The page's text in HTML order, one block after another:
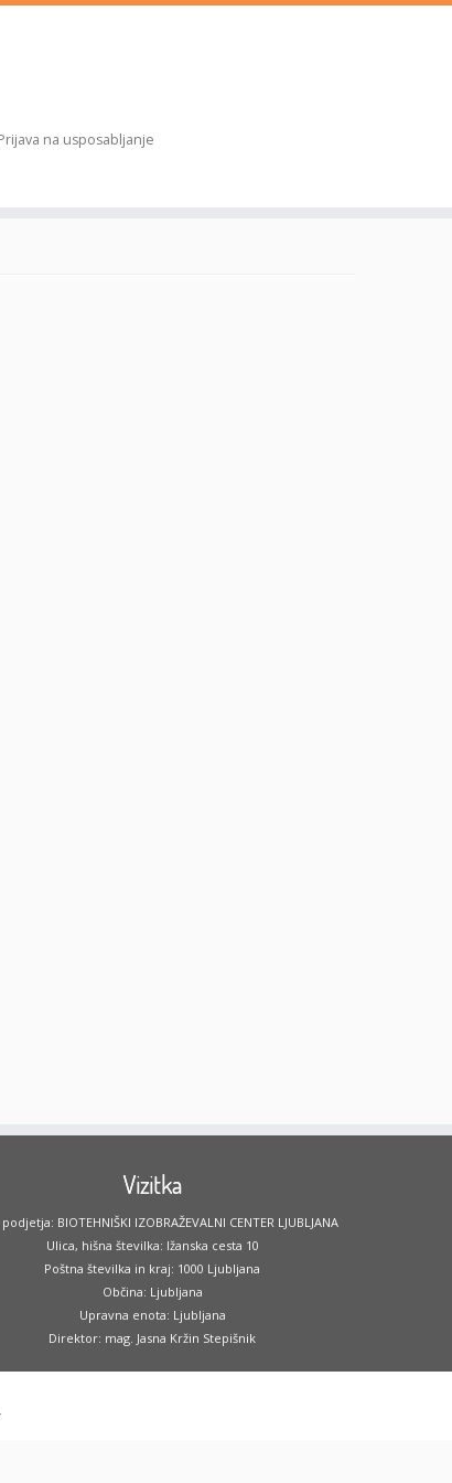
na usposabljanje
Vizitka
BIOTEHNIŠKI IZOBRAŽEVALNI CENTER LJUBLJANA
Ulica, hišna številka: Ižanska cesta 10
Poštna številka in kraj: 1000 Ljubljana
Občina: Ljubljana
Upravna enota: Ljubljana
Direktor: mag. Jasna Kržin Stepišnik
·